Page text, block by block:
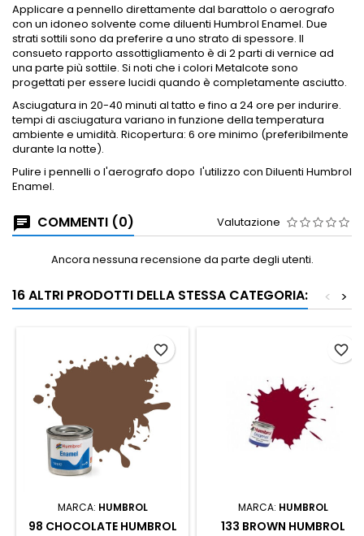
Applicare a pennello direttamente dal barattolo o aerografo
con un idoneo solvente come diluenti Humbrol Enamel. Due
strati sottili sono da preferire a uno strato di spessore. Il
consueto rapporto assottigliamento è di 2 parti di vernice ad
una parte più sottile. Si noti che i colori Metalcote sono
progettati per essere lucidi quando è completamente asciutto.
Asciugatura in 20-40 minuti al tatto e fino a 24 ore per indurire.
tempi di asciugatura variano in funzione della temperatura
ambiente e umidità. Ricopertura: 6 ore minimo (preferibilmente
durante la notte).
Pulire i pennelli o l'aerografo dopo l'utilizzo con Diluenti Humbrol
Enamel.
COMMENTI (0) Valutazione
Ancora nessuna recensione da parte degli utenti.
16 ALTRI PRODOTTI DELLA STESSA CATEGORIA: >
<
MARCA: HUMBROL
98 CHOCOLATE HUMBROL
favorite_border
MARCA: HUMBROL
133 BROWN HUMBROL
favorite_border